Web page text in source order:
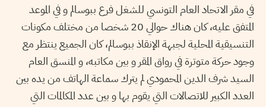
في مقر الاتحاد العام التونسي للشغل فرع ببوسالم و في الموعد
المتفق عليه، كان هناك حوالي 20 شخصا من مختلف مكونات
التنسيقية المحلية لجبهة الإنقاذ ببوسالم، كان الجميع ينتظر مع
وجود حركة متوترة في رواق المقر و بين مكاتبه، و المنسق العام
السيد شرف الدين المحمودي لم يترك سماعة الهاتف من يده بين
العدد الكبير للاتصالات التي يقوم بها و بين عدد المكالمات التي